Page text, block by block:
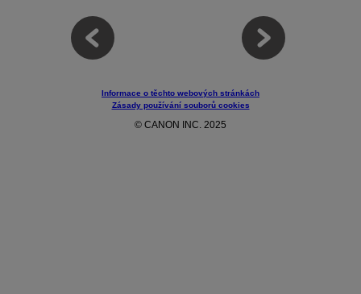
Informace o těchto webových stránkách
Zásady používání souborů cookies
© CANON INC. 2025